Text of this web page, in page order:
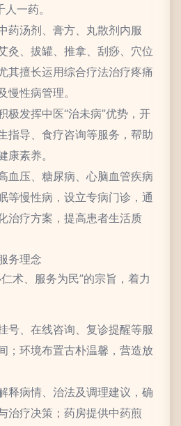
一药。
药汤剂、膏方、丸散剂内服
灸、拔罐、推拿、刮痧、穴位
其擅长运用综合疗法治疗疼痛
慢性病管理。
极发挥中医“治未病”优势，开
指导、食疗咨询等服务，帮助
康素养。
血压、糖尿病、心脑血管疾病
等慢性病，设立专病门诊，通
治疗方案，提高患者生活质
务理念
术、服务为民”的宗旨，着力
号、在线咨询、复诊提醒等服
；环境布置古朴温馨，营造放
释病情、治法及调理建议，确
治疗决策；药房提供中药煎